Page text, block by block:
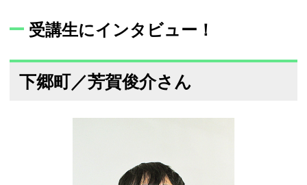
受講生にインタビュー！
下郷町／芳賀俊介さん